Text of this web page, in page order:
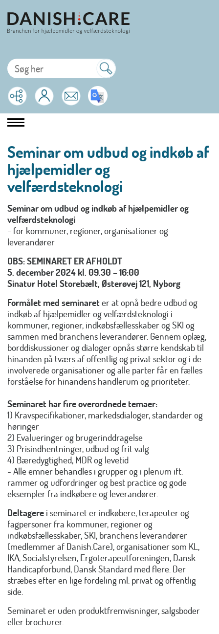
Seminar om udbud og indkøb af
hjælpemidler og
velfærdsteknologi
Seminar om udbud og indkøb af hjælpemidler og
velfærdsteknologi
- for kommuner, regioner, organisationer og
leverandører
OBS: SEMINARET ER AFHOLDT
5. december 2024 kl. 09.30 – 16:00
Sinatur Hotel Storebælt, Østerøvej 121, Nyborg
Formålet med seminareter at opnå bedre udbud og
indkøb af hjælpemidler og velfærdsteknologi i
kommuner, regioner, indkøbsfællesskaber og SKI og
sammen med branchens leverandører. Gennem oplæg,
borddiskussioner og dialoger opnås større kendskab til
hinanden på tværs af offentlig og privat sektor og i de
involverede organisationer og alle parter får en fælles
forståelse for hinandens handlerum og prioriteter.
Seminaret har fire overordnede temaer:
1) Kravspecifikationer, markedsdialoger, standarder og
høringer
2) Evalueringer og brugerinddragelse
3) Prisindhentninger, udbud og frit valg
4) Bæredygtighed, MDR og levetid
- Alle emner behandles i grupper og i plenum ift.
rammer og udfordringer og best practice og gode
eksempler fra indkøbere og leverandører.
Deltagere i seminaret er indkøbere, terapeuter og
fagpersoner fra kommuner, regioner og
indkøbsfællesskaber, SKI, branchens leverandører
(medlemmer af Danish.Care), organisationer som KL,
IKA, Socialstyrelsen, Ergoterapeutforeningen, Dansk
Handicapforbund, Dansk Standard med flere. Der
stræbes efter en lige fordeling ml. privat og offentlig
side.
Seminaret er uden produktfremvisninger, salgsboder
eller brochurer.